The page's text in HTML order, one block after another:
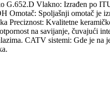
G.652.D Vlakno: Izrađen po
Omotač: Spoljašnji omotač
Preciznost: Kvalitetne
na savijanje, čuvajući
CATV sistemi: Gde je